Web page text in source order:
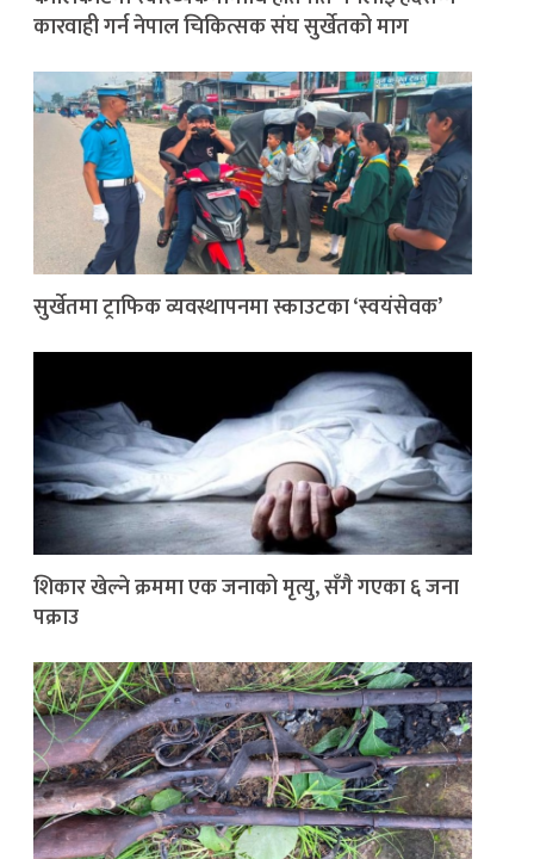
कारवाही गर्न नेपाल चिकित्सक संघ सुर्खेतको माग
सुर्खेतमा ट्राफिक व्यवस्थापनमा स्काउटका ‘स्वयंसेवक’
शिकार खेल्ने क्रममा एक जनाको मृत्यु, सँगै गएका ६ जना
पक्राउ